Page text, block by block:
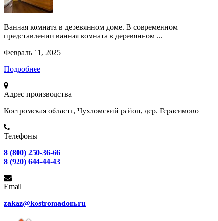
Ванная комната в деревянном доме. В современном
представлении ванная комната в деревянном ...
Февраль 11, 2025
Подробнее
Адрес производства
Костромская область, Чухломский район, дер. Герасимово
Телефоны
8 (800) 250-36-66
8 (920) 644-44-43
Email
zakaz@kostromadom.ru